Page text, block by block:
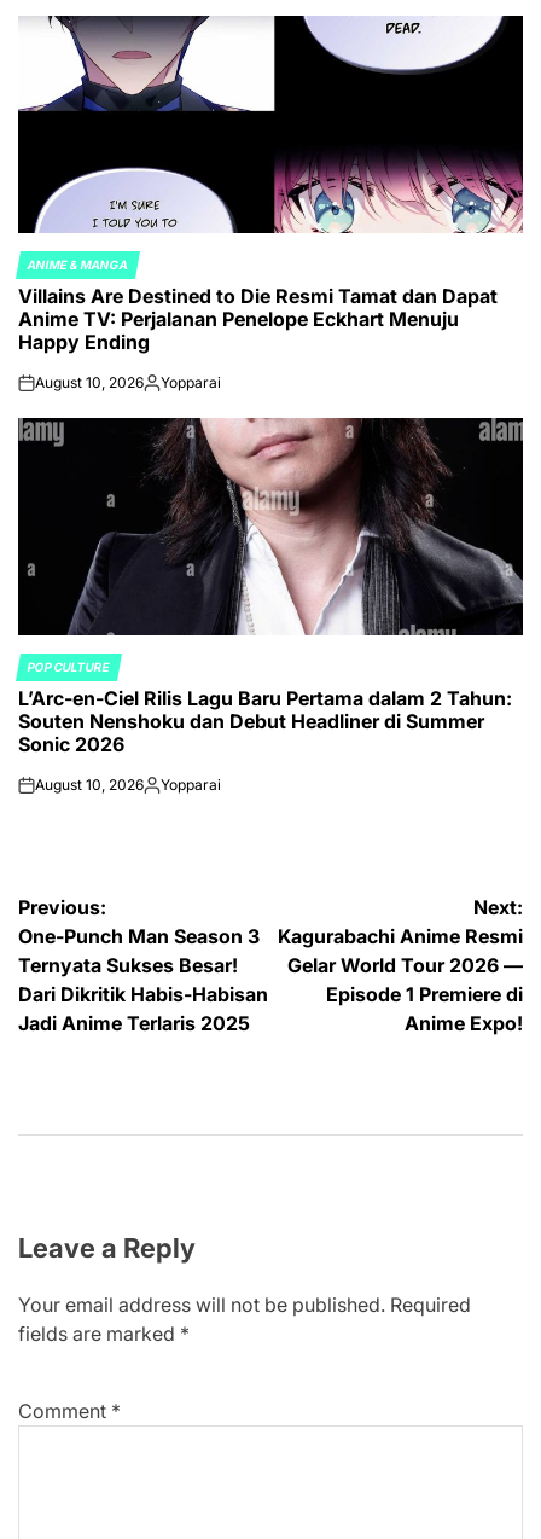
POSTED
IN
ANIME & MANGA
Villains Are Destined to Die Resmi Tamat dan Dapat
Anime TV: Perjalanan Penelope Eckhart Menuju
Happy Ending
onAugust 10, 2026Posted
Yopparai
POSTED
IN
POP CULTURE
L’Arc-en-Ciel Rilis Lagu Baru Pertama dalam 2 Tahun:
Souten Nenshoku dan Debut Headliner di Summer
Sonic 2026
onAugust 10, 2026Posted
Yopparai
Post
navigation
Previous:
One-Punch Man Season 3
Ternyata Sukses Besar!
Dari Dikritik Habis-Habisan
Jadi Anime Terlaris 2025
Next:
Kagurabachi Anime Resmi
Gelar World Tour 2026 —
Episode 1 Premiere di
Anime Expo!
Leave a Reply
Your email address will not be published. Required
fields are marked *
Comment *